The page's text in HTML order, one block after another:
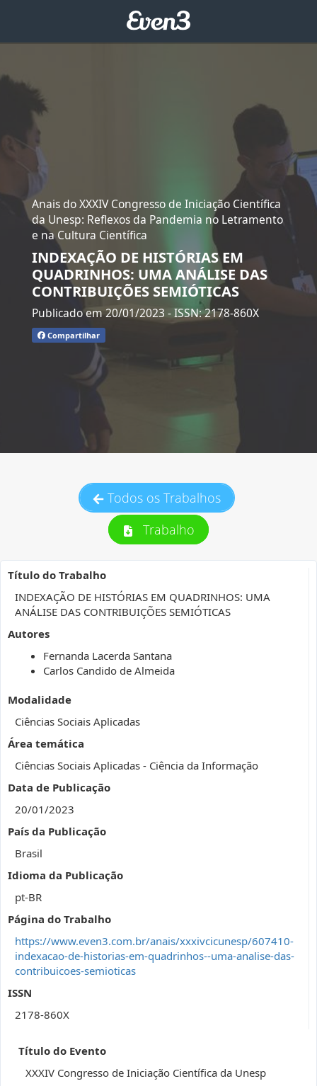
Anais do XXXIV Congresso de Iniciação Científica
da Unesp: Reflexos da Pandemia no Letramento
e na Cultura Científica
INDEXAÇÃO DE HISTÓRIAS EM
QUADRINHOS: UMA ANÁLISE DAS
CONTRIBUIÇÕES SEMIÓTICAS
Publicado em 20/01/2023 - ISSN: 2178-860X
Compartilhar
Todos os Trabalhos
Trabalho
Título do Trabalho
INDEXAÇÃO DE HISTÓRIAS EM QUADRINHOS: UMA
ANÁLISE DAS CONTRIBUIÇÕES SEMIÓTICAS
Autores
Fernanda Lacerda Santana
Carlos Candido de Almeida
Modalidade
Ciências Sociais Aplicadas
Área temática
Ciências Sociais Aplicadas - Ciência da Informação
Data de Publicação
20/01/2023
País da Publicação
Brasil
Idioma da Publicação
pt-BR
Página do Trabalho
https://www.even3.com.br/anais/xxxivcicunesp/607410-
indexacao-de-historias-em-quadrinhos--uma-analise-das-
contribuicoes-semioticas
ISSN
2178-860X
Título do Evento
XXXIV Congresso de Iniciação Científica da Unesp